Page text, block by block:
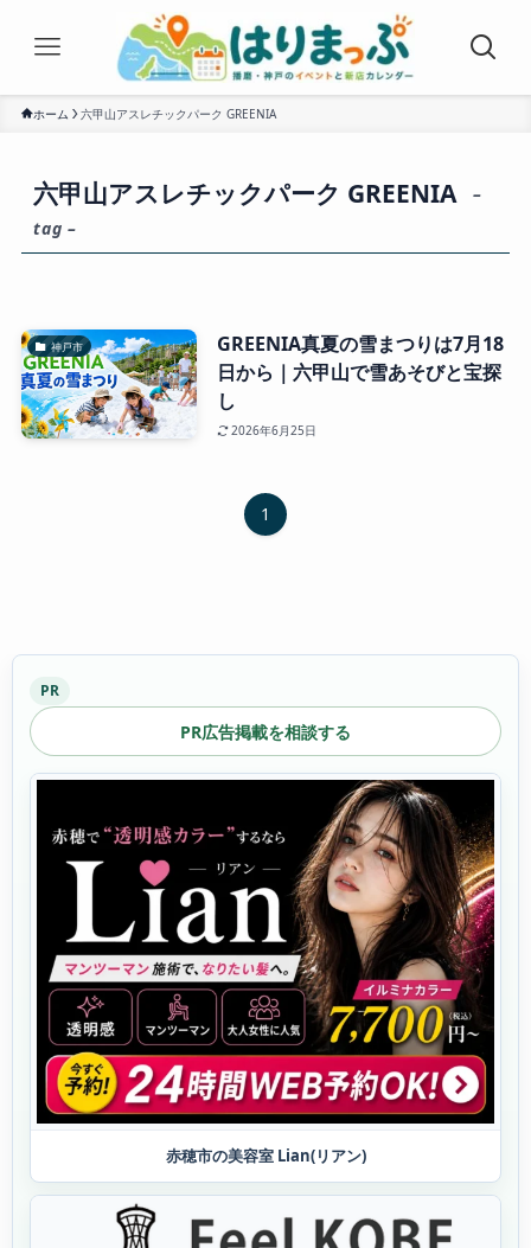
ホーム 六甲山アスレチックパーク GREENIA
六甲山アスレチックパーク GREENIA
–
tag –
神戸市
GREENIA真夏の雪まつりは7月18
日から｜六甲山で雪あそびと宝探
し
2026年6月25日
1
PR
PR広告掲載を相談する
赤穂市の美容室 Lian(リアン)